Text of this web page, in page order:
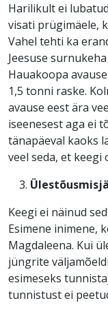
Harilikult ei
visati prügimäele,
Vahel tehti ka
Jeesuse
Hauakoopa
1,5 tonni raske.
avause eest ära
iseenesest aga ei
tänapäeval kaoks
veel seda, et
Keegi ei näinud
Esimene inimene,
Magdaleena. Kui
jüngrite
esimeseks
tunnistust ei